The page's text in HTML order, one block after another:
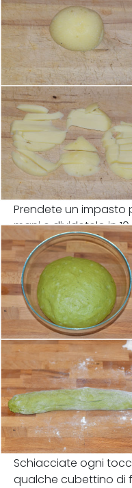
Prendete un impasto
mani e dividetelo in
Schiacciate ogni
qualche cubettino di